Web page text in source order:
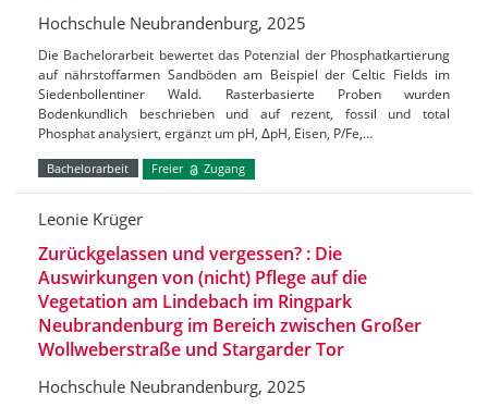
Hochschule Neubrandenburg, 2025
Die Bachelorarbeit bewertet das Potenzial der Phosphatkartierung
auf nährstoffarmen Sandböden am Beispiel der Celtic Fields im
Siedenbollentiner Wald. Rasterbasierte Proben wurden
Bodenkundlich beschrieben und auf rezent, fossil und total
Phosphat analysiert, ergänzt um pH, ΔpH, Eisen, P/Fe,…
Bachelorarbeit Freier Zugang
Leonie Krüger
Zurückgelassen und vergessen? : Die
Auswirkungen von (nicht) Pflege auf die
Vegetation am Lindebach im Ringpark
Neubrandenburg im Bereich zwischen Großer
Wollweberstraße und Stargarder Tor
Hochschule Neubrandenburg, 2025